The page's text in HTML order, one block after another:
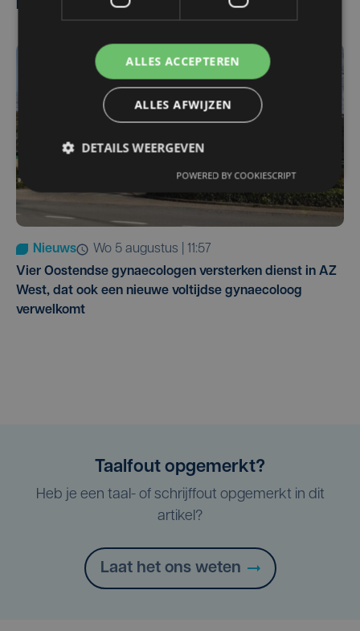
Nieuws
wo 5 augustus | 11:57
Vier Oostendse gynaecologen versterken dienst in AZ
West, dat ook een nieuwe voltijdse gynaecoloog
verwelkomt
Taalfout opgemerkt?
Heb je een taal- of schrijffout opgemerkt in dit
artikel?
Laat het ons weten
ALLES ACCEPTEREN
ALLES AFWIJZEN
DETAILS WEERGEVEN
POWERED BY COOKIESCRIPT